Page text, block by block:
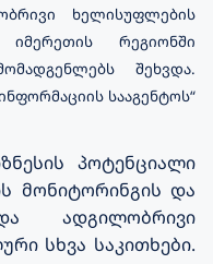
ხელისუფლების
რეგიონში
შეხვდა.
სააგენტოს“
პოტენციალი
მონიტორინგის და
ადგილობრივი
სხვა საკითხები.